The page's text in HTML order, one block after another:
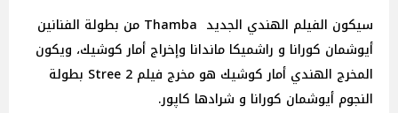
سيكون الفيلم الهندي الجديد Thamba من بطولة الفنانين
أيوشمان كورانا و راشميكا ماندانا وإخراج أمار كوشيك، ويكون
المخرج الهندي أمار كوشيك هو مخرج فيلم Stree 2 بطولة
النجوم أيوشمان كورانا و شرادها كاپور.